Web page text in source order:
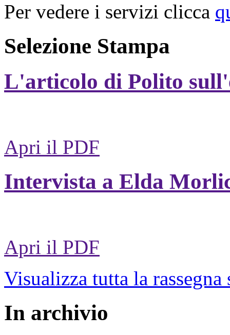
Per vedere i servizi clicca
Selezione Stampa
L'articolo di Polito
Apri il PDF
Intervista a Elda
Apri il PDF
Visualizza tutta la rassegna
In archivio